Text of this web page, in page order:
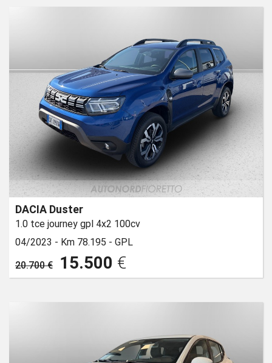
DACIA Duster
1.0 tce journey gpl 4x2 100cv
04/2023 - Km 78.195 - GPL
20.700 €
15.500 €